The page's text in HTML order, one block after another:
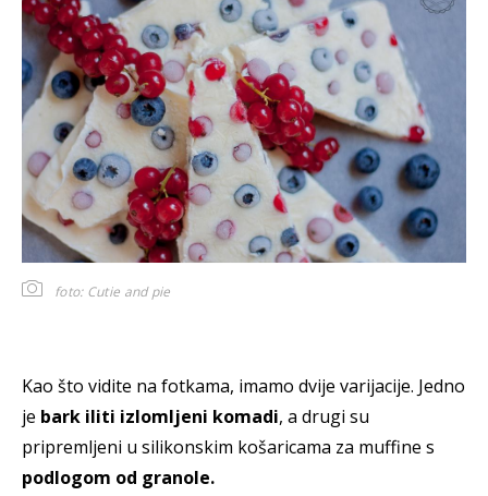
foto: Cutie and pie
Kao što vidite na fotkama, imamo dvije varijacije. Jedno
je bark iliti izlomljeni komadi, a drugi su
pripremljeni u silikonskim košaricama za muffine s
podlogom od granole.